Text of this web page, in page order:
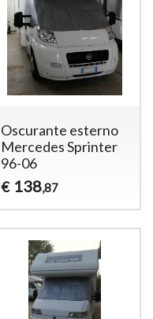
Oscurante esterno
Mercedes Sprinter
96-06
€ 138,87